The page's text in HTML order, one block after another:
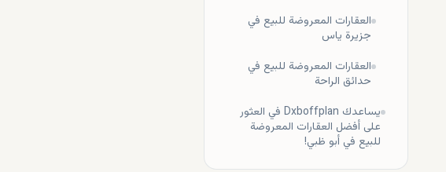
العقارات المعروضة للبيع في
جزيرة ياس
العقارات المعروضة للبيع في
حدائق الراحة
يساعدك Dxboffplan في العثور
على أفضل العقارات المعروضة
للبيع في أبو ظبي!